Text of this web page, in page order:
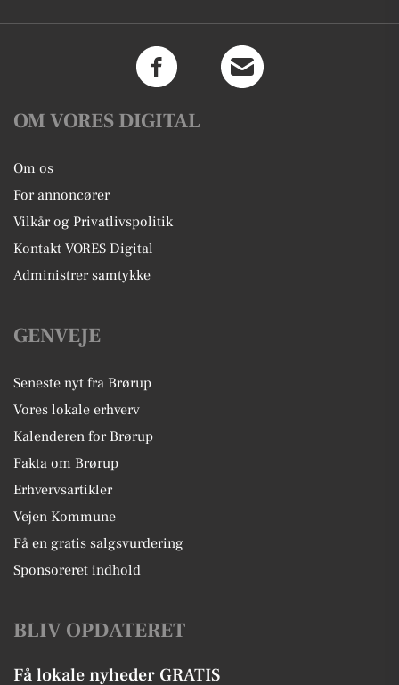
OM VORES DIGITAL
Om os
For annoncører
Vilkår og Privatlivspolitik
Kontakt VORES Digital
Administrer samtykke
GENVEJE
Seneste nyt fra Brørup
Vores lokale erhverv
Kalenderen for Brørup
Fakta om Brørup
Erhvervsartikler
Vejen Kommune
Få en gratis salgsvurdering
Sponsoreret indhold
BLIV OPDATERET
Få lokale nyheder GRATIS